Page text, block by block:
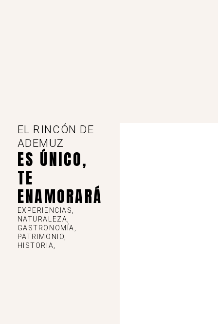
EL RINCÓN DE
ADEMUZ
ES ÚNICO,
TE
ENAMORARÁ
EXPERIENCIAS,
NATURALEZA,
GASTRONOMÍA,
PATRIMONIO,
HISTORIA,